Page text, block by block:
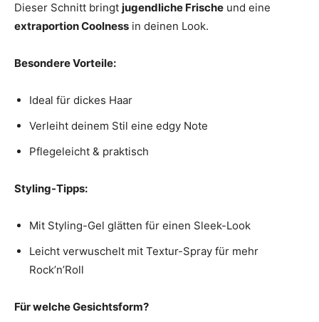
Dieser Schnitt bringt jugendliche Frische und eine
extraportion Coolness in deinen Look.
Besondere Vorteile:
Ideal für dickes Haar
Verleiht deinem Stil eine edgy Note
Pflegeleicht & praktisch
Styling-Tipps:
Mit Styling-Gel glätten für einen Sleek-Look
Leicht verwuschelt mit Textur-Spray für mehr
Rock’n’Roll
Für welche Gesichtsform?